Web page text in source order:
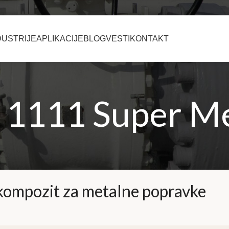
APLIKACIJEBLOGVESTI KONTAKT
Super
za metalne popravke